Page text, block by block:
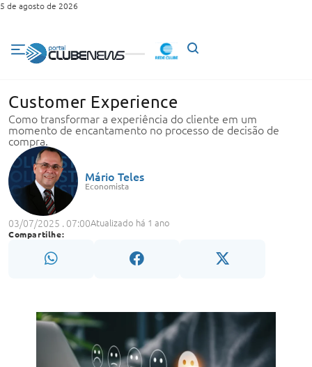
5 de agosto de 2026
Customer Experience
Como transformar a experiência do cliente em um
momento de encantamento no processo de decisão de
compra.
Mário Teles
Economista
03/07/2025 . 07:00Atualizado há 1 ano
Compartilhe: